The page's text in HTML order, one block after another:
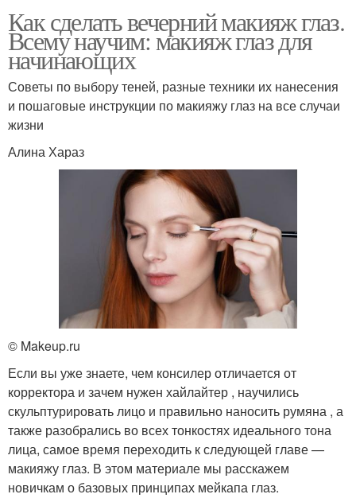
Как сделать вечерний макияж глаз.
Всему научим: макияж глаз для
начинающих
Советы по выбору теней, разные техники их нанесения
и пошаговые инструкции по макияжу глаз на все случаи
жизни
Алина Хараз
© Makeup.ru
Если вы уже знаете, чем консилер отличается от
корректора и зачем нужен хайлайтер , научились
скульптурировать лицо и правильно наносить румяна , а
также разобрались во всех тонкостях идеального тона
лица, самое время переходить к следующей главе —
макияжу глаз. В этом материале мы расскажем
новичкам о базовых принципах мейкапа глаз.